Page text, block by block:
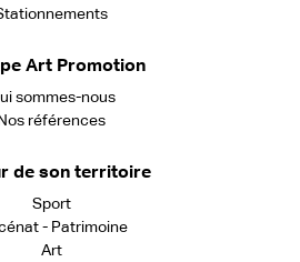
Art Promotion
sommes-nous
Nos références
de son territoire
Sport
- Patrimoine
Art